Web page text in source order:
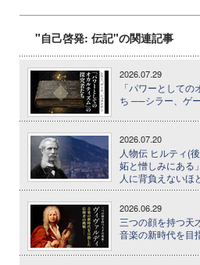
"自己啓発: 伝記"の関連記事
2026.07.29
「パワーとして
ち ──シラー、ゲ
2026.07.20
人物伝 ヒルティ(
妬と憎しみにある
人に背負えないほ
2026.06.29
三つの顔を持つ天
音楽の新時代を目